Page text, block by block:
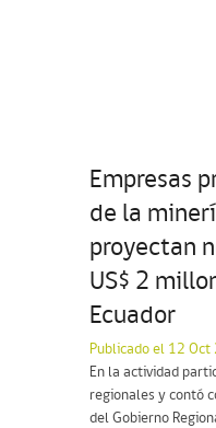
Empresas
de la
proyectan
US$ 2
Ecuador
Publicado el 12 Oct
En la actividad
regionales y contó
del Gobierno